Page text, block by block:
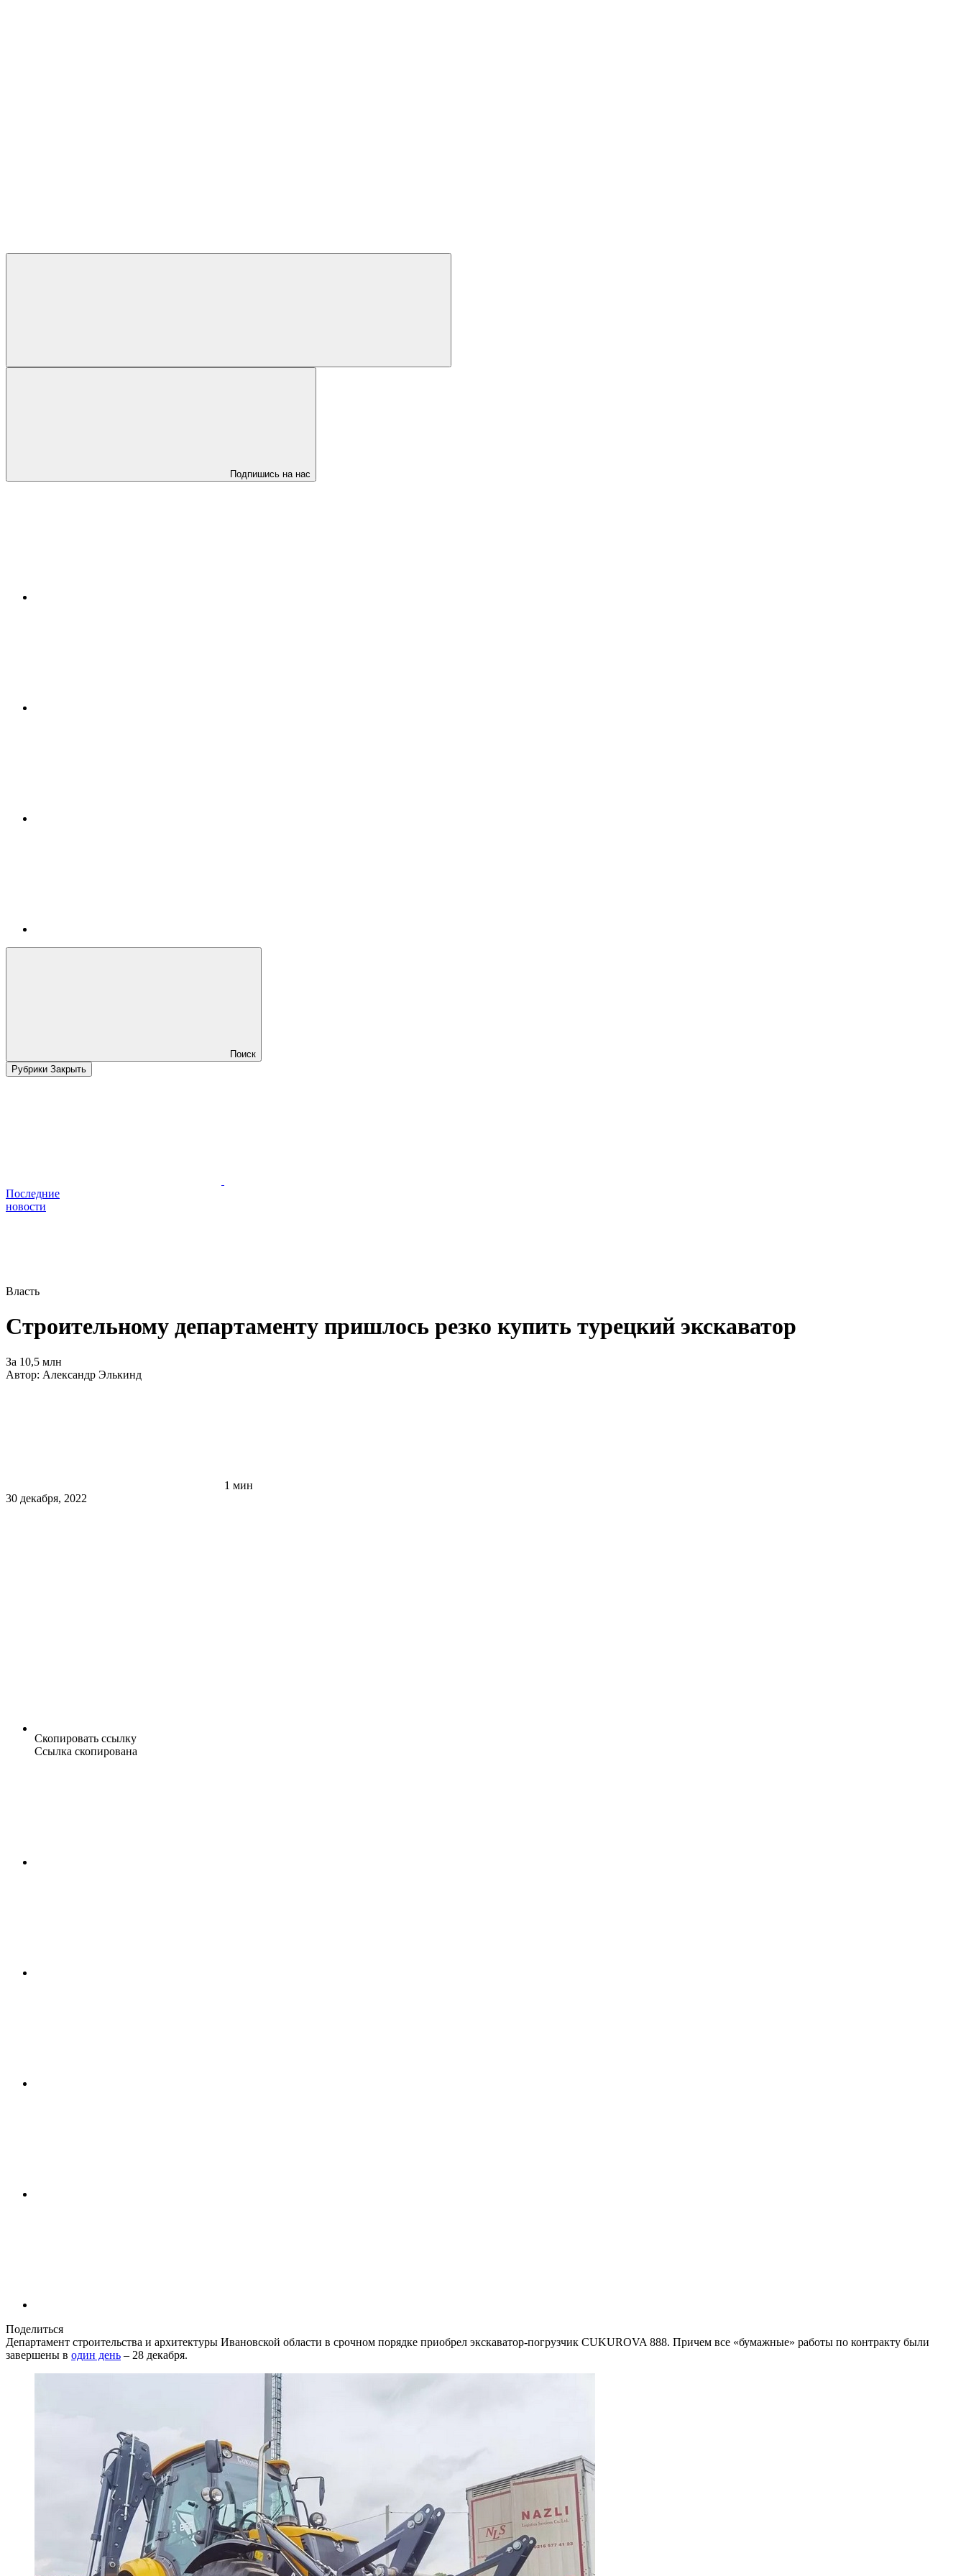
Подпишись на нас
Поиск
Рубрики Закрыть
Последние
новости
Власть
Строительному департаменту пришлось резко купить турецкий экскаватор
За 10,5 млн
Автор: Александр Элькинд
1 мин
30 декабря, 2022
Скопировать ссылку
Ссылка скопирована
Поделиться
Департамент строительства и архитектуры Ивановской области в срочном порядке приобрел экскаватор-погрузчик CUKUROVA 888. Причем все «бумажные» работы по контракту были
завершены в один день – 28 декабря.